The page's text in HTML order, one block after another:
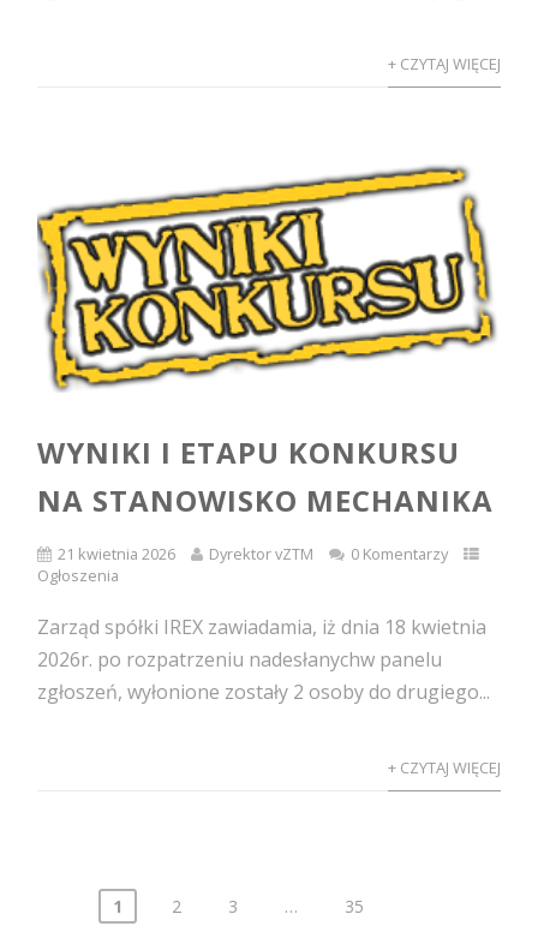
+ CZYTAJ WIĘCEJ
WYNIKI I ETAPU KONKURSU
NA STANOWISKO MECHANIKA
21 kwietnia 2026 Dyrektor vZTM
0 Komentarzy
Ogłoszenia
Zarząd spółki IREX zawiadamia, iż dnia 18 kwietnia
2026r. po rozpatrzeniu nadesłanychw panelu
zgłoszeń, wyłonione zostały 2 osoby do drugiego...
+ CZYTAJ WIĘCEJ
Nawigacja
1 2 3 … 35